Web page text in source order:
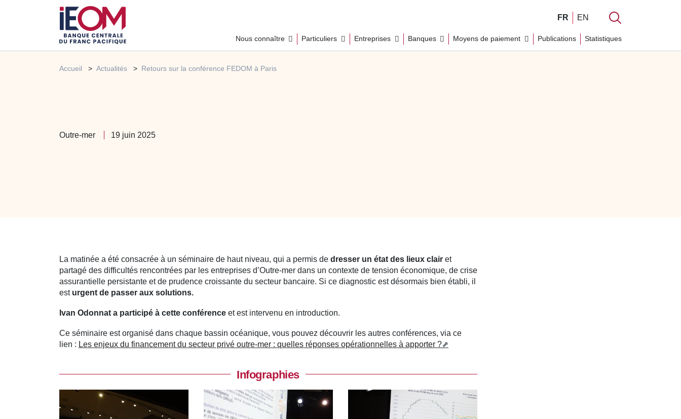
FR EN
Nous connaître Particuliers Entreprises Banques Moyens de paiement Publications Statistiques
Accueil Actualités Retours sur la conférence FEDOM à Paris
Outre-mer 19 juin 2025
La matinée a été consacrée à un séminaire de haut niveau, qui a permis de dresser un état des lieux clair et
partagé des difficultés rencontrées par les entreprises d’Outre-mer dans un contexte de tension économique, de crise
assurantielle persistante et de prudence croissante du secteur bancaire. Si ce diagnostic est désormais bien établi, il
est urgent de passer aux solutions.
Ivan Odonnat a participé à cette conférence et est intervenu en introduction.
Ce séminaire est organisé dans chaque bassin océanique, vous pouvez découvrir les autres conférences, via ce
lien : Les enjeux du financement du secteur privé outre-mer : quelles réponses opérationnelles à apporter ?
Infographies